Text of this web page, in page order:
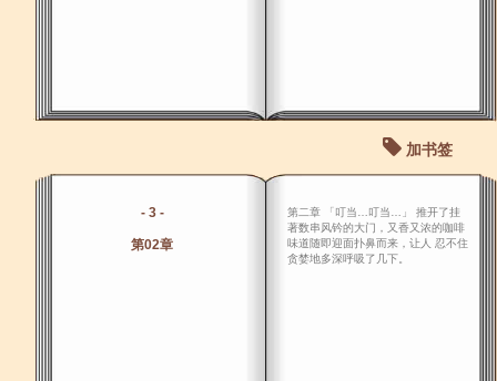
加书签
- 3 -
第02章
第二章 「叮当…叮当…」 推开了挂
著数串风钤的大门，又香又浓的咖啡
味道随即迎面扑鼻而来，让人 忍不住
贪婪地多深呼吸了几下。